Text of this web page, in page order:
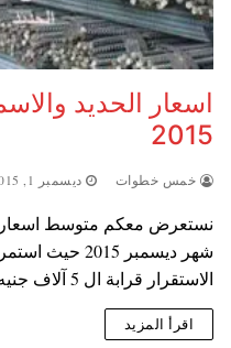
اسعار الحديد
2015
خمس خطوات ديسمبر 1, 2015
نستعرض معكم متوسط اسعار
شهر ديسمبر
الاستقرار قرابة ال 5 آلاف جنيه…
اقرأ المزيد